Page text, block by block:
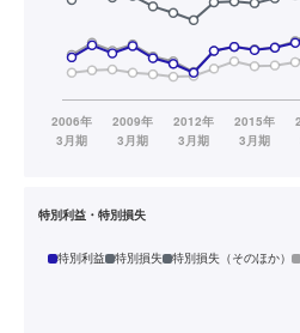
特別利益・特別損失
特別利益 特別損失 特別損失（そのほか）